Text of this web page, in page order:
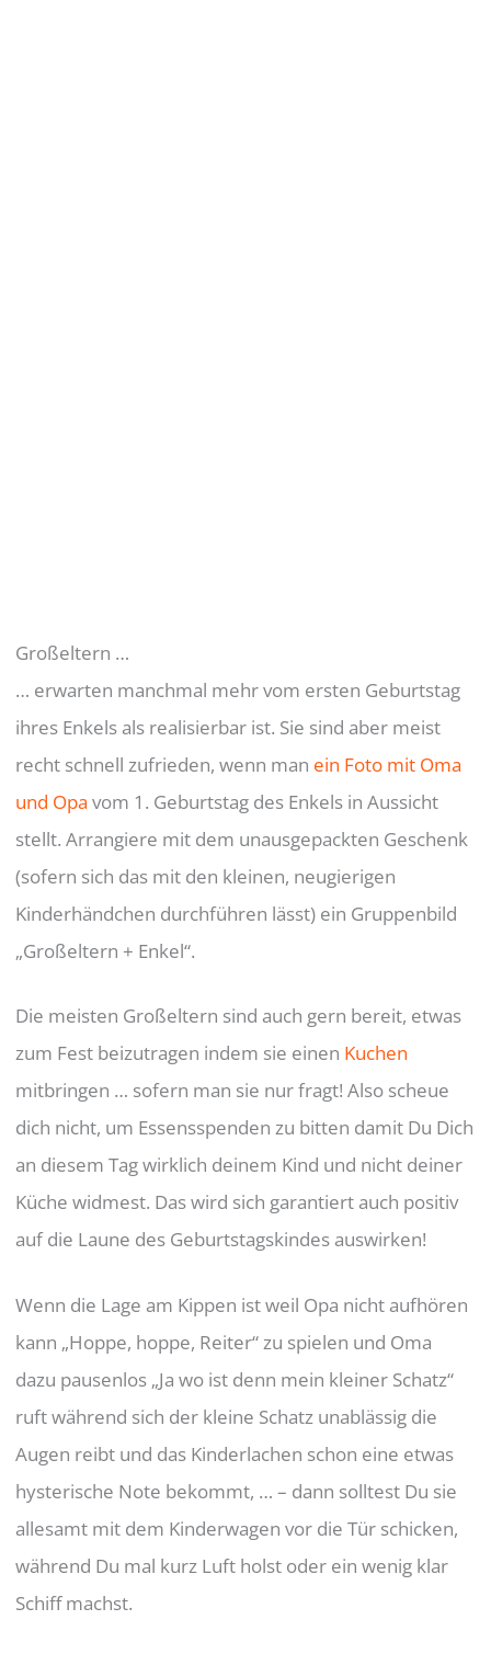
Großeltern …
… erwarten manchmal mehr vom ersten Geburtstag
ihres Enkels als realisierbar ist. Sie sind aber meist
recht schnell zufrieden, wenn man ein Foto mit Oma
und Opa vom 1. Geburtstag des Enkels in Aussicht
stellt. Arrangiere mit dem unausgepackten Geschenk
(sofern sich das mit den kleinen, neugierigen
Kinderhändchen durchführen lässt) ein Gruppenbild
„Großeltern + Enkel“.
Die meisten Großeltern sind auch gern bereit, etwas
zum Fest beizutragen indem sie einen Kuchen
mitbringen … sofern man sie nur fragt! Also scheue
dich nicht, um Essensspenden zu bitten damit Du Dich
an diesem Tag wirklich deinem Kind und nicht deiner
Küche widmest. Das wird sich garantiert auch positiv
auf die Laune des Geburtstagskindes auswirken!
Wenn die Lage am Kippen ist weil Opa nicht aufhören
kann „Hoppe, hoppe, Reiter“ zu spielen und Oma
dazu pausenlos „Ja wo ist denn mein kleiner Schatz“
ruft während sich der kleine Schatz unablässig die
Augen reibt und das Kinderlachen schon eine etwas
hysterische Note bekommt, … – dann solltest Du sie
allesamt mit dem Kinderwagen vor die Tür schicken,
während Du mal kurz Luft holst oder ein wenig klar
Schiff machst.